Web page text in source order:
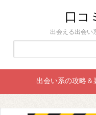
口コ
出会える出会い
出会い系の攻略＆